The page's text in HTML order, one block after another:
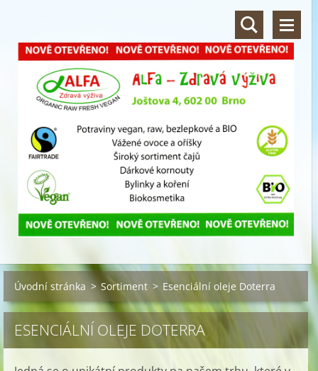
Úvodní stránka > Sortiment > Esenciální oleje Doterra
ESENCIÁLNÍ OLEJE DOTERRA